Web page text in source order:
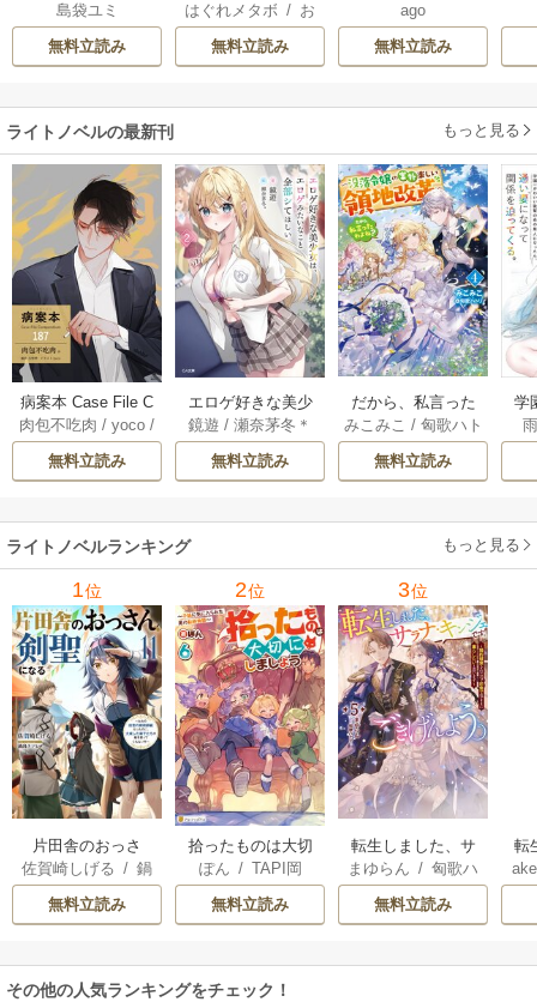
は二人の王子に愛
される―
島袋ユミ
無料立読み
復を誓いました。
はぐれメタボ / お
おのいも /
無料立読み
ago
無料立読み
ライトノベルの最新刊 もっと見る
病案本 Case File C
ompendium［分冊
版］ 187巻
肉包不吃肉 /yoco /
呉聖華
無料立読み
エロゲ好きな美少
女は、エロゲみた
いなこと全部シて
ほしい【電子ＳＳ
鏡遊 /瀬奈茅冬＊
無料立読み
だから、私言った
わよね？ ～没落令
嬢の案外楽しい領
地改革～ 4巻
みこみこ / 匈歌ハト
リ
無料立読み
学
ライトノベルランキング もっと見る
1位
片田舎のおっさ
ん、剣聖になる
～ただの田舎の剣
術師範だったの
たちが俺を放って
くれない件～
佐賀崎しげる /鍋
島テツヒロ
無料立読み
2位
拾ったものは大切
にしましょう ～子
狼に気に入られた
男の転移物語～
ぽん / TAPI岡
無料立読み
3位
転生しました、サ
ラナ・キンジェで
す。ごきげんよ
う。
まゆらん /匈歌ハ
トリ
無料立読み
転
帝
その他の人気ランキングをチェック！